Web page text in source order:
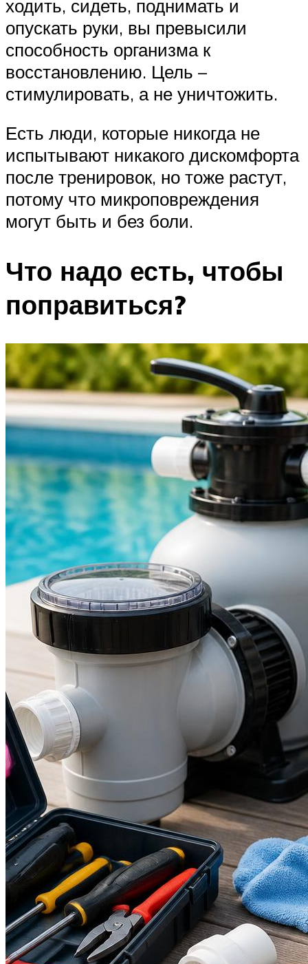
ходить, сидеть, поднимать и
опускать руки, вы превысили
способность организма к
восстановлению. Цель –
стимулировать, а не уничтожить.
Есть люди, которые никогда не
испытывают никакого дискомфорта
после тренировок, но тоже растут,
потому что микроповреждения
могут быть и без боли.
Что надо есть, чтобы
поправиться?